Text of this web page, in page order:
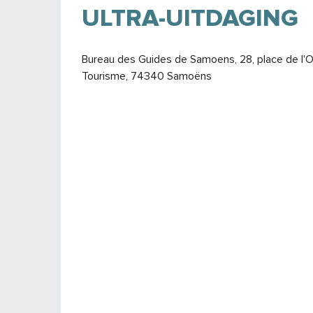
ULTRA-UITDAGING
Bureau des Guides de Samoens, 28, place de
Tourisme, 74340 Samoëns